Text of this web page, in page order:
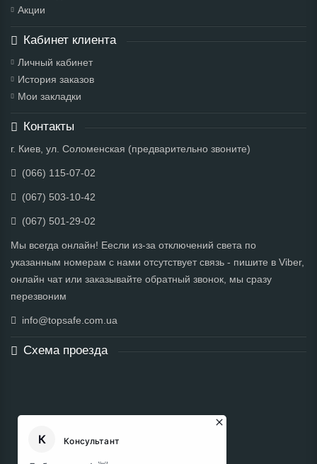
Акции
Кабинет клиента
Личный кабинет
История заказов
Мои закладки
Контакты
г. Киев, ул. Соломенская (предварительно звоните)
(066) 115-07-02
(067) 503-10-42
(067) 501-29-02
Мы всегда онлайн! Еесли из-за отключений света по
указанным номерам с нами отсутствует связь - пишите в Viber,
онлайн чат или заказывайте обратный звонок, мы сразу
перезвоним
info@topsafe.com.ua
Схема проезда